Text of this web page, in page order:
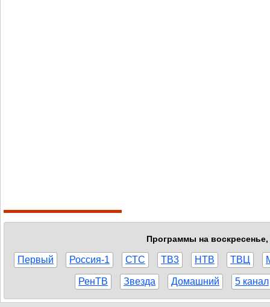
Программы на воскресенье,
Первый Россия-1 СТС ТВ3 НТВ ТВЦ
РенТВ Звезда Домашний 5 канал